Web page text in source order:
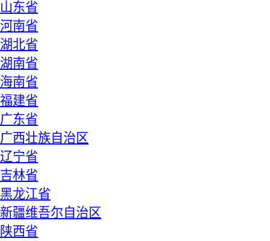
山东省
河南省
湖北省
湖南省
海南省
福建省
广东省
广西壮族自治区
辽宁省
吉林省
黑龙江省
新疆维吾尔自治区
陕西省